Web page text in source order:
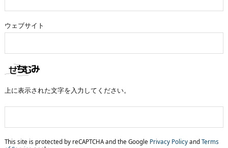
ウェブサイト
上に表示された文字を入力してください。
This site is protected by reCAPTCHA and the Google Privacy Policy and Terms